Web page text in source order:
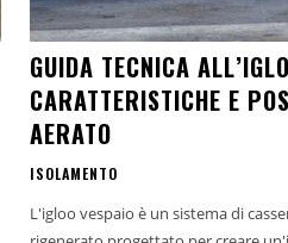
GUIDA TECNICA
CARATTERISTICHE E
AERATO
ISOLAMENTO
L'igloo vespaio è un sistema di